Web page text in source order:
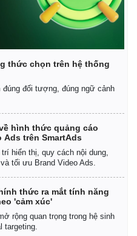
thức chọn trên hệ thống
đối tượng, đúng ngữ cảnh
hình thức quảng cáo
Ads trên SmartAds
hiển thị, quy cách nội dung,
tối ưu Brand Video Ads.
thức ra mắt tính năng
'cảm xúc'
rộng quan trọng trong hệ sinh
targeting.